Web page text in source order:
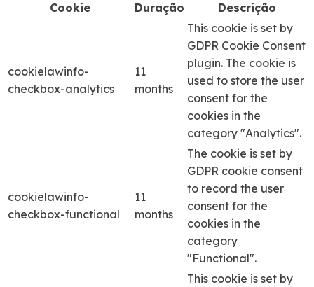
Cookie
Duração Descrição
cookielawinfo-
checkbox-analytics
11
months
This cookie is set by
GDPR Cookie Consent
plugin. The cookie is
used to store the user
consent for the
cookies in the
category "Analytics".
cookielawinfo-
checkbox-functional
11
months
The cookie is set by
GDPR cookie consent
to record the user
consent for the
cookies in the
category
"Functional".
This cookie is set by